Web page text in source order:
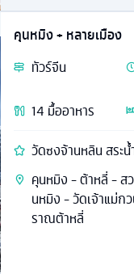
คุนหมิง + หลายเมือง
ทัวร์จีน
14 มื้ออาหาร
วัดซงจ้านหลิน สระ
คุนหมิง - ต้าหลี่ - ส
นหมิง - วัดเจ้าแม่ก
ราณต้าหลี่